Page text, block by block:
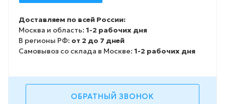
Доставляем по всей России:
Москва и область: 1-2 рабочих дня
В регионы РФ: от 2 до 7 дней
Самовывоз со склада в Москве: 1-2 рабочих дня
ОБРАТНЫЙ ЗВОНОК